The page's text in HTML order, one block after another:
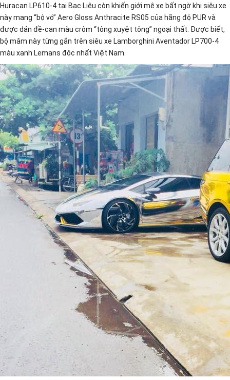
Huracan LP610-4 tại Bạc Liêu còn khiến giới mê xe bất ngờ khi siêu xe
này mang “bộ vó” Aero Gloss Anthracite RS05 của hãng độ PUR và
được dán đề-can màu crôm “tông xuyệt tông” ngoại thất. Được biết,
bộ mâm này từng gắn trên siêu xe Lamborghini Aventador LP700-4
màu xanh Lemans độc nhất Việt Nam.